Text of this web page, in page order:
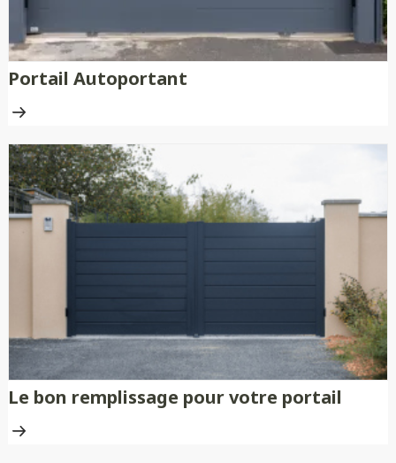
Portail Autoportant
Le bon remplissage pour votre portail